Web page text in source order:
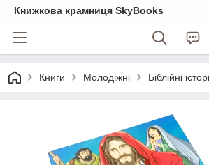
Книжкова крамниця SkyBooks
Книги Молодіжні Біблійні